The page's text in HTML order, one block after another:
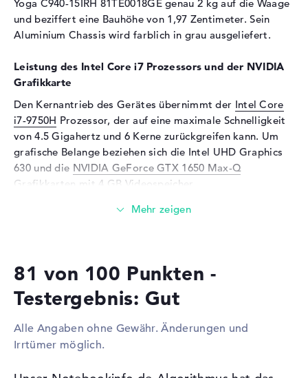
Besonderheiten
Multi-Touchscreen, glänzend,
LED-Hintergrundbeleuchtung,
WVA
Soundkarte
Mikrofon
vorhanden
Webcam
Sensorauflösung
1 MP
Eingabegeräte
(hintergrund)), Touchpad
Netzwerk
WLAN
802.11a, 802.11b, 802.11g,
Bluetooth
Bluetooth 5
Erweiterung / Konnektivität
Yoga C940-15IRH 81TE0018GE genau 2 kg auf die Waage
und beziffert eine Bauhöhe von 1,97 Zentimeter. Sein
Aluminium Chassis wird farblich in grau ausgeliefert.
Leistung des Intel Core i7 Prozessors und der NVIDIA
Grafikkarte
Den Kernantrieb des Gerätes übernimmt der Intel Core
i7-9750H Prozessor, der auf eine maximale Schnelligkeit
von 4.5 Gigahertz und 6 Kerne zurückgreifen kann. Um
grafische Belange beziehen sich die Intel UHD Graphics
630 und die NVIDIA GeForce GTX 1650 Max-Q
Grafikkarten mit 4 GB Videospeicher.
Wieviel Speicher hat das Lenovo Yoga C940-15IRH
Seite. Dabei wird so genannter DDR4 SDRAM (PC4-21300
kann, kann dies bis maximal 16 GByte erledigen.
ihr auf der installierten 512 GB SSD Festplatte.
81 von 100 Punkten -
Testergebnis: Gut
Alle Angaben ohne Gewähr. Änderungen und
Irrtümer möglich.